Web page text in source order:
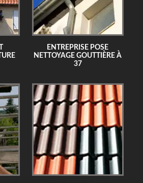
ENTREPRISE POSE
NETTOYAGE GOUTTIÈRE À
37